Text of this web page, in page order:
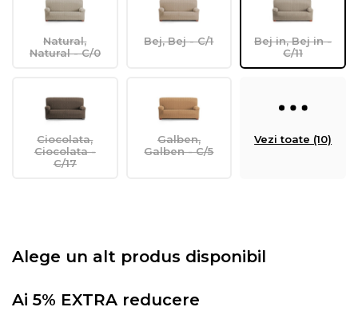
Natural,
Natural - C/0
Bej, Bej - C/1
Bej in, Bej in -
C/11
Ciocolata,
Ciocolata -
C/17
Galben,
Galben - C/5
Vezi toate (10)
Alege un alt produs disponibil
Ai 5% EXTRA reducere